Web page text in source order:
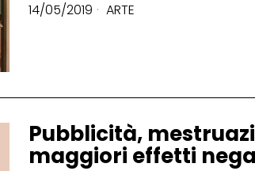
14/05/2019 ARTE
Pubblicità,
maggiori effetti